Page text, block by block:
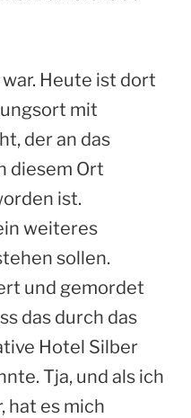
Heute ist dort
mit
der an das
diesem Ort
ist.
weiteres
sollen.
und gemordet
das durch das
Hotel Silber
Tja, und als ich
hat es mich